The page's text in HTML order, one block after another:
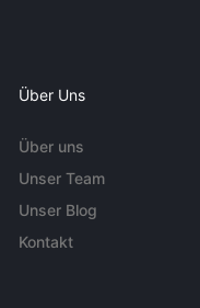
Über Uns
Über uns
Unser Team
Unser Blog
Kontakt